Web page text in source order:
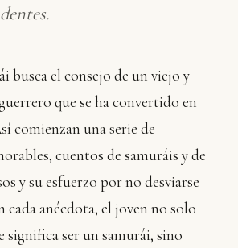
busca el consejo de un viejo y
que se ha convertido en
comienzan una serie de
cuentos de samuráis y de
y su esfuerzo por no desviarse
cada anécdota, el joven no solo
significa ser un samurái, sino